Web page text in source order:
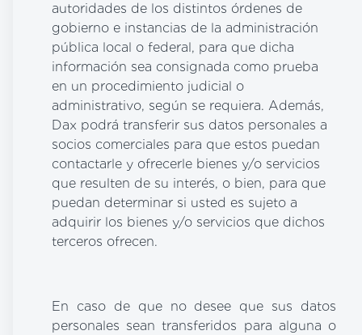
autoridades de los distintos órdenes de
gobierno e instancias de la administración
pública local o federal, para que dicha
información sea consignada como prueba
en un procedimiento judicial o
administrativo, según se requiera. Además,
Dax podrá transferir sus datos personales a
socios comerciales para que estos puedan
contactarle y ofrecerle bienes y/o servicios
que resulten de su interés, o bien, para que
puedan determinar si usted es sujeto a
adquirir los bienes y/o servicios que dichos
terceros ofrecen.
En caso de que no desee que sus datos
personales sean transferidos para alguna o